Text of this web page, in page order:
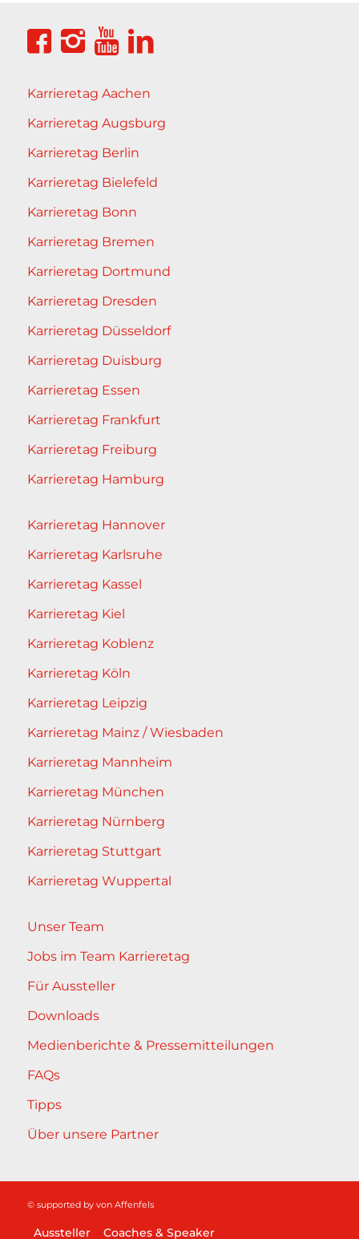
Karrieretag Aachen
Karrieretag Augsburg
Karrieretag Berlin
Karrieretag Bielefeld
Karrieretag Bonn
Karrieretag Bremen
Karrieretag Dortmund
Karrieretag Dresden
Karrieretag Düsseldorf
Karrieretag Duisburg
Karrieretag Essen
Karrieretag Frankfurt
Karrieretag Freiburg
Karrieretag Hamburg
Karrieretag Hannover
Karrieretag Karlsruhe
Karrieretag Kassel
Karrieretag Kiel
Karrieretag Koblenz
Karrieretag Köln
Karrieretag Leipzig
Karrieretag Mainz / Wiesbaden
Karrieretag Mannheim
Karrieretag München
Karrieretag Nürnberg
Karrieretag Stuttgart
Karrieretag Wuppertal
Unser Team
Jobs im Team Karrieretag
Für Aussteller
Downloads
Medienberichte & Pressemitteilungen
FAQs
Tipps
Über unsere Partner
© supported by von Affenfels
Aussteller Coaches & Speaker